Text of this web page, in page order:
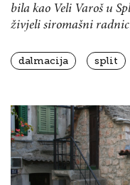
bila kao Veli Varoš u
živjeli siromašni
dalmacija split